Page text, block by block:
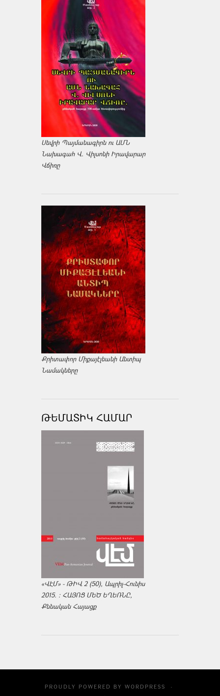
Սեվրի Պայմանագիրն ու ԱՄՆ
Նախագահ Վ. Վիլսոնի Իրավարար
Վճիռը
Քրիտափոր Միքայէլեանի Անտիպ
Նամակները
ԹԵՄԱՏԻԿ ՀԱՄԱՐ
«ՎԷՄ» - ԹԻՎ 2 (50), Ապրիլ-Հունիս
2015. : ՀԱՅՈՑ ՄԵԾ ԵՂԵՌՆԸ,
Քննական Հայացք
PROUDLY POWERED BY WORDPRESS
·